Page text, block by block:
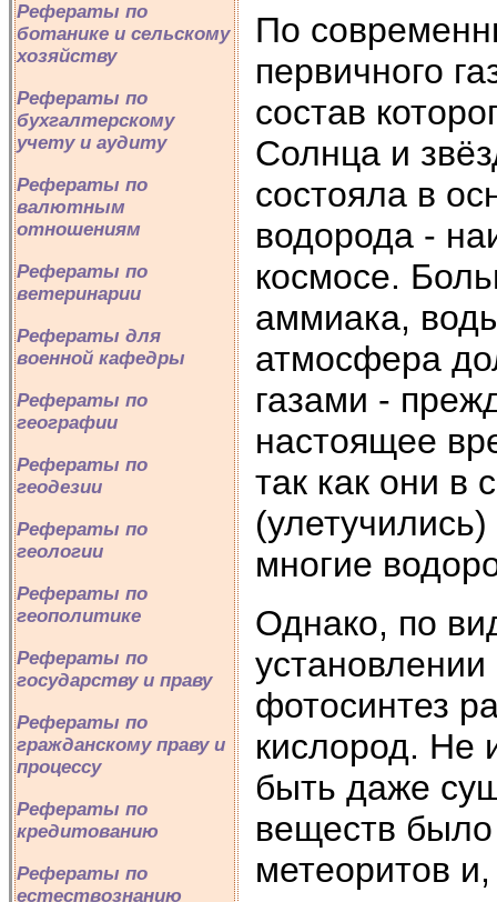
Рефераты по
ботанике и сельскому
хозяйству
Рефераты по
бухгалтерскому
учету и аудиту
Рефераты по
валютным
отношениям
Рефераты по
ветеринарии
Рефераты для
военной кафедры
Рефераты по
географии
Рефераты по
геодезии
Рефераты по
геологии
Рефераты по
геополитике
Рефераты по
государству и праву
Рефераты по
гражданскому праву и
процессу
Рефераты по
кредитованию
Рефераты по
естествознанию
По
первичного
состав
Солнца и
состояла в
водорода -
космосе.
аммиака,
атмосфера
газами -
настоящее
так как они в
многие
Однако, по
фотосинтез
кислород. Не
быть даже
веществ
метеоритов